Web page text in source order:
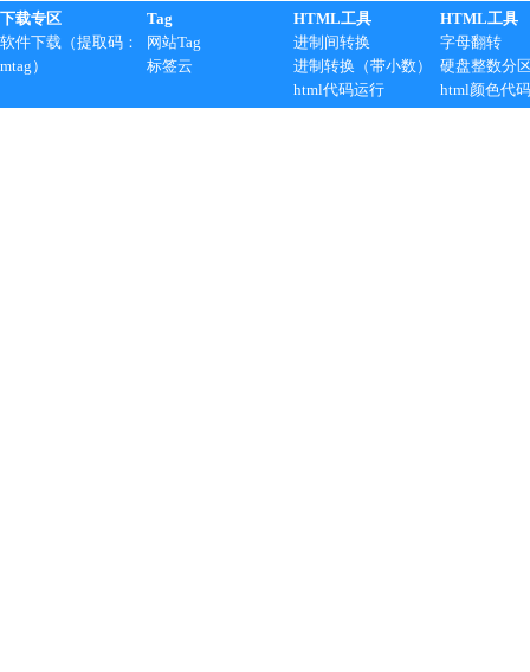
下载专区
软件下载（提取码：
mtag）
Tag
网站Tag
标签云
HTML工具
进制间转换
进制转换（带小数）
html代码运行
HTML工具
字母翻转
硬盘整数分
html颜色代码